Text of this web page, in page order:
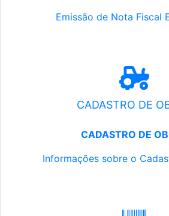
Emissão de Nota Fiscal
CADASTRO DE
CADASTRO DE
Informações sobre o